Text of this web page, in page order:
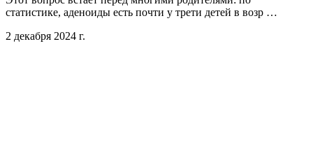
статистике, аденоиды есть почти у трети детей в возр …
2 декабря 2024 г.